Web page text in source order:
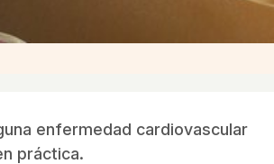
enfermedad cardiovascular
práctica.